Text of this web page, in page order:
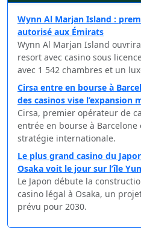
Wynn Al Marjan Island :
autorisé aux Émirats
Wynn Al Marjan Island
resort avec casino sous
avec 1 542 chambres et un
Cirsa entre en bourse à
des casinos vise l’expansion
Cirsa, premier opérateur de
entrée en bourse à
stratégie internationale.
Le plus grand casino du
Osaka voit le jour sur l’île
Le Japon débute la
casino légal à Osaka, un
prévu pour 2030.